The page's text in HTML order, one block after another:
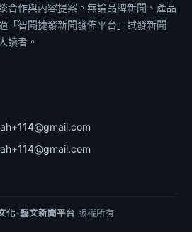
合作與內容提案。無論品牌新聞、產品
「智聞捷發新聞發佈平台」試發新聞
讀者。
化-藝文新聞平台 版權所有